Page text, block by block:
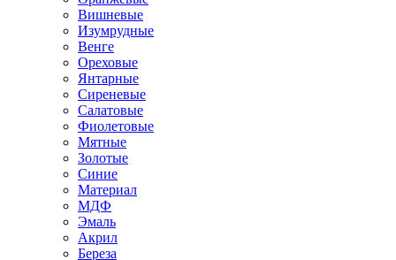
Вишневые
Изумрудные
Венге
Ореховые
Янтарные
Сиреневые
Салатовые
Фиолетовые
Мятные
Золотые
Синие
Материал
МДФ
Эмаль
Акрил
Береза